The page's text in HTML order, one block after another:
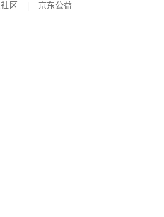
区
京东公益